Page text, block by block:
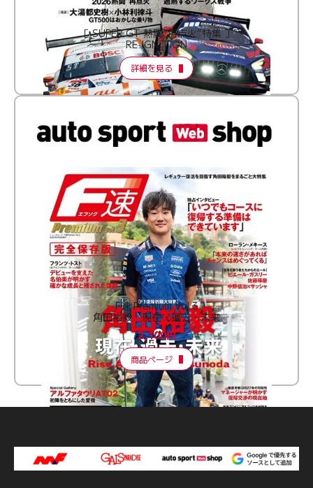
［ SUPER GT 熱闘“再点火”特集 ］
RE:IGNITION
詳細を見る
F速 Premium Vol.3
角田裕毅 現在・過去・未来
2,100円
商品ページ